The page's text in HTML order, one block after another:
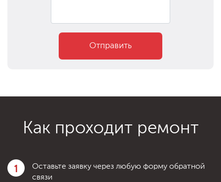
Отправить
Как проходит ремонт
1
Оставьте заявку через любую форму обратной
связи